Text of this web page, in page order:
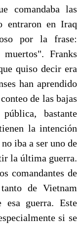
comandaba las
entraron en Iraq
por la frase:
Franks
quiso decir era
han aprendido
de las bajas
bastante
la intención
iba a ser uno de
la última guerra.
comandantes de
de Vietnam
guerra. Este
si se